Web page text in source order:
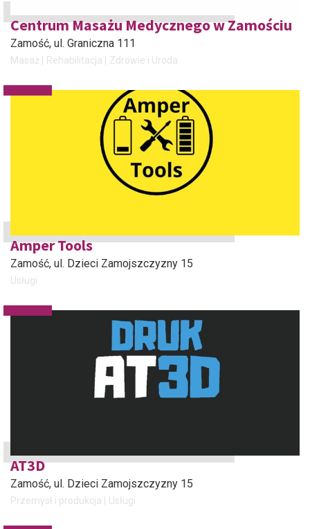
Centrum Masażu Medycznego w Zamościu
Zamość, ul. Graniczna 111
Masaż Rehabilitacja Zdrowie i Uroda
Amper Tools
Zamość, ul. Dzieci Zamojszczyzny 15
Usługi
AT3D
Zamość, ul. Dzieci Zamojszczyzny 15
Przemysł i produkcja Usługi